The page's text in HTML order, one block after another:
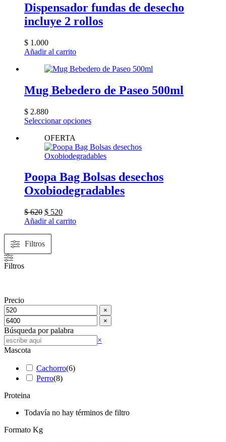
Dispensador fundas de desecho
incluye 2 rollos
$ 1.000
Añadir al carrito
Mug Bebedero de Paseo 500ml
$ 2.880
Seleccionar opcionesEste
múltiples
variantes.
opciones
se
pueden
OFERTA
Poopa Bag Bolsas desechos
Oxobiodegradables
$620 El
precio
$ 620.
$ 520El
precio
Añadir al carrito
Filtros
Filtros
Precio
×
×
Búsqueda por palabra
Buscar
×
Mascota
Cachorro(6)
Perro(8)
Proteina
Todavía no hay términos de filtro
Formato Kg